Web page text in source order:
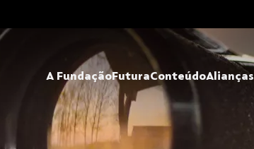
A FundaçãoFuturaConteúdoAlianças